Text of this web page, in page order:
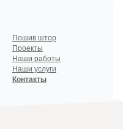
Пошив штор
Проекты
Наши работы
Наши услуги
Контакты